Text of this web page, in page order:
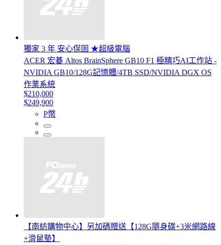
獨家 3 年 安心保固 ★超級電腦
ACER 宏碁 Altos BrainSphere GB10 F1 極精巧AI工作站 -
NVIDIA GB10/128G記憶體/4TB SSD/NVIDIA DGX OS
作業系統
$210,000
$249,900
P幣
【南紡購物中心】另加碼贈送【128G隨身碟+3米網路線
+滑鼠墊】